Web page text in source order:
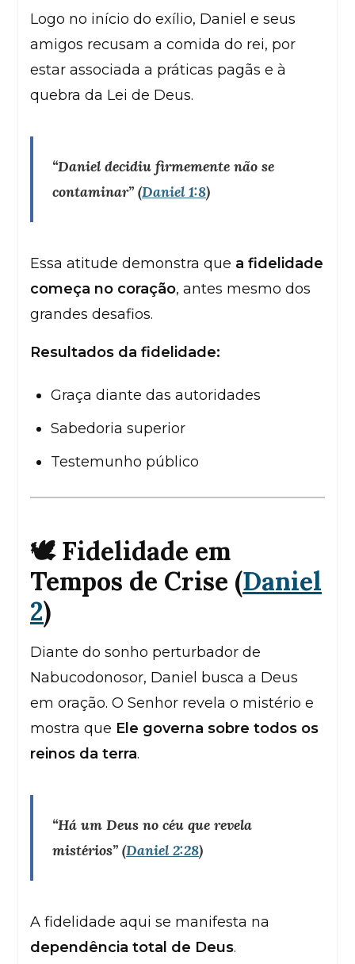
Logo no início do exílio, Daniel e seus
amigos recusam a comida do rei, por
estar associada a práticas pagãs e à
quebra da Lei de Deus.
“Daniel decidiu firmemente não se
contaminar” (Daniel 1:8)
Essa atitude demonstra que a fidelidade
começa no coração, antes mesmo dos
grandes desafios.
Resultados da fidelidade:
Graça diante das autoridades
Sabedoria superior
Testemunho público
🕊️ Fidelidade em
Tempos de Crise (Daniel
2)
Diante do sonho perturbador de
Nabucodonosor, Daniel busca a Deus
em oração. O Senhor revela o mistério e
mostra que Ele governa sobre todos os
reinos da terra.
“Há um Deus no céu que revela
mistérios” (Daniel 2:28)
A fidelidade aqui se manifesta na
dependência total de Deus.